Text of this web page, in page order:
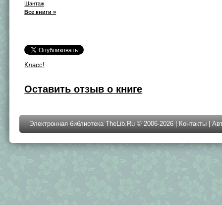
Шантаж
Все книги »
Класс!
Оставить отзыв о книге
Электронная библиотека TheLib.Ru © 2006-2026 | Контакты |